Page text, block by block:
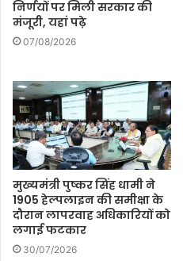
निर्णयों पर मिली सरकार की
मंजूरी, यहां पढ़े
07/08/2026
मुख्यमंत्री पुष्कर सिंह धामी ने
1905 हेल्पलाइन की समीक्षा के
दौरान लापरवाह अधिकारियों को
लगाई फटकार
30/07/2026